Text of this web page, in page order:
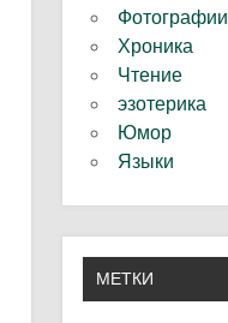
Фотографии
Хроника
Чтение
эзотерика
Юмор
Языки
МЕТКИ